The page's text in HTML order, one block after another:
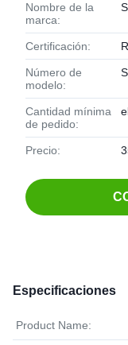
Nombre de la
marca:
Certificación:
Número de
modelo:
Cantidad mínima
de pedido:
Precio:
Especificaciones
Product Name: